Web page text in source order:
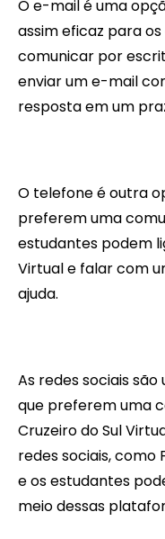
O e-mail é uma
assim eficaz para
comunicar por
enviar um e-mail
resposta em um
O telefone é outra
preferem uma
estudantes podem
Virtual e falar com
ajuda.
As redes sociais
que preferem uma
Cruzeiro do Sul
redes sociais,
e os estudantes
meio dessas